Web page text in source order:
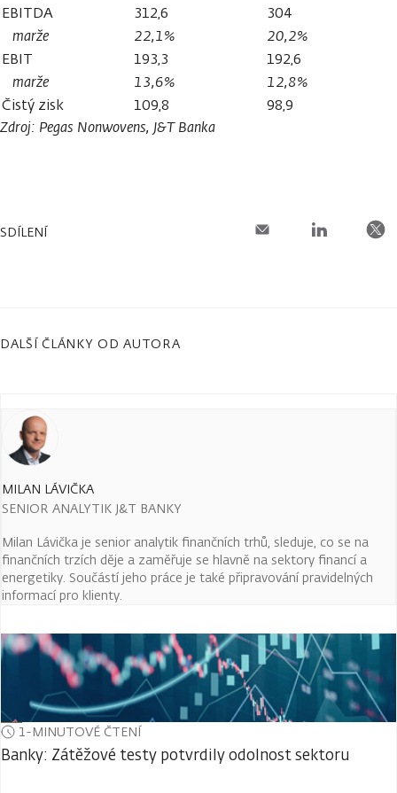
EBITDA
312,6
304
marže
22,1%
20,2%
EBIT
193,3
192,6
marže
13,6%
12,8%
Čistý zisk
109,8
98,9
Zdroj: Pegas Nonwovens, J&T Banka
SDÍLENÍ
DALŠÍ ČLÁNKY OD AUTORA
MILAN LÁVIČKA
SENIOR ANALYTIK J&T BANKY
Milan Lávička je senior analytik finančních trhů, sleduje, co se na
finančních trzích děje a zaměřuje se hlavně na sektory financí a
energetiky. Součástí jeho práce je také připravování pravidelných
informací pro klienty.
1-MINUTOVÉ ČTENÍ
Banky: Zátěžové testy potvrdily odolnost sektoru